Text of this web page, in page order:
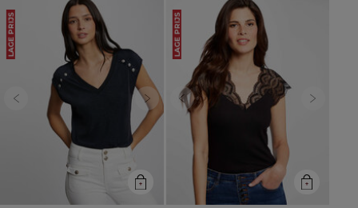
LAGE PRIJS
Previous Next
LAGE PRIJS
Previous Next